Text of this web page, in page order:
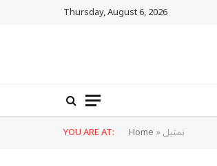
Thursday, August 6, 2026
YOU ARE AT: Home»تمثيل